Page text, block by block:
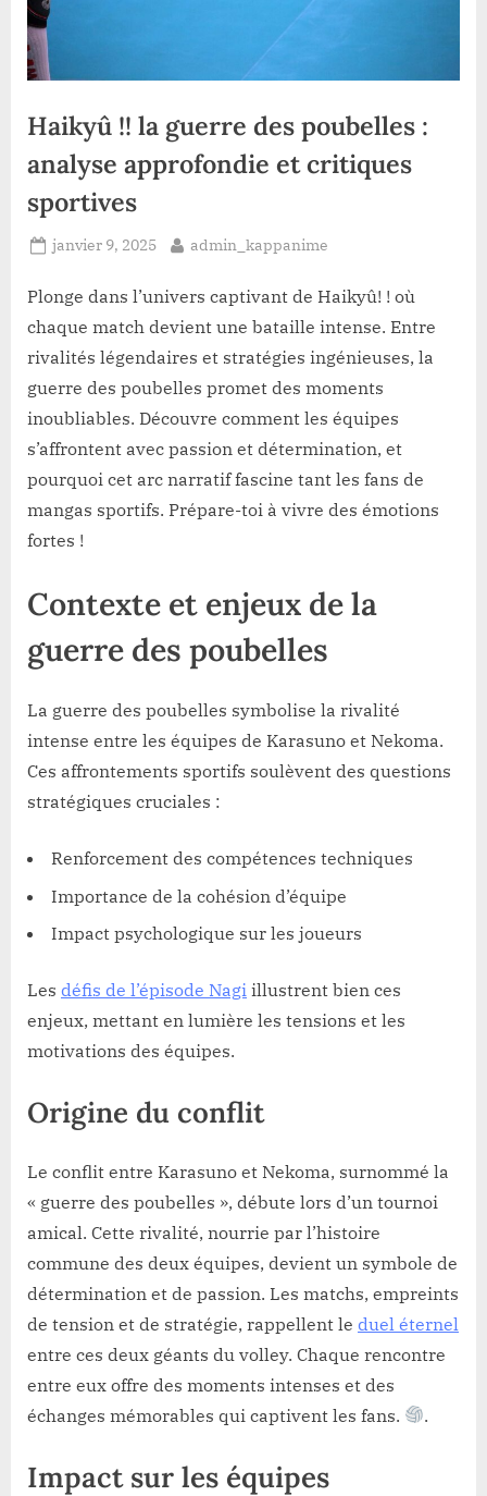
Haikyû !! la guerre des poubelles :
analyse approfondie et critiques
sportives
Posted
janvier 9, 2025 By
admin_kappanime
Plonge dans l’univers captivant de Haikyû! ! où
chaque match devient une bataille intense. Entre
rivalités légendaires et stratégies ingénieuses, la
guerre des poubelles promet des moments
inoubliables. Découvre comment les équipes
s’affrontent avec passion et détermination, et
pourquoi cet arc narratif fascine tant les fans de
mangas sportifs. Prépare-toi à vivre des émotions
fortes !
Contexte et enjeux de la
guerre des poubelles
La guerre des poubelles symbolise la rivalité
intense entre les équipes de Karasuno et Nekoma.
Ces affrontements sportifs soulèvent des questions
stratégiques cruciales :
Renforcement des compétences techniques
Importance de la cohésion d’équipe
Impact psychologique sur les joueurs
Les défis de l’épisode Nagi illustrent bien ces
enjeux, mettant en lumière les tensions et les
motivations des équipes.
Origine du conflit
Le conflit entre Karasuno et Nekoma, surnommé la
« guerre des poubelles », débute lors d’un tournoi
amical. Cette rivalité, nourrie par l’histoire
commune des deux équipes, devient un symbole de
détermination et de passion. Les matchs, empreints
de tension et de stratégie, rappellent le duel éternel
entre ces deux géants du volley. Chaque rencontre
entre eux offre des moments intenses et des
échanges mémorables qui captivent les fans.
.
Impact sur les équipes